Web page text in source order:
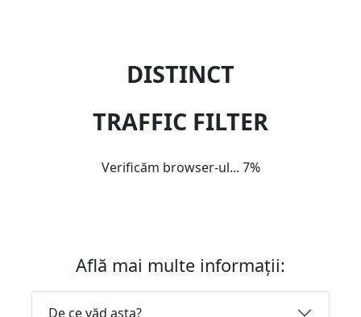
DISTINCT
TRAFFIC FILTER
Verificăm browser-ul... 7%
Află mai multe informații:
De ce văd asta?